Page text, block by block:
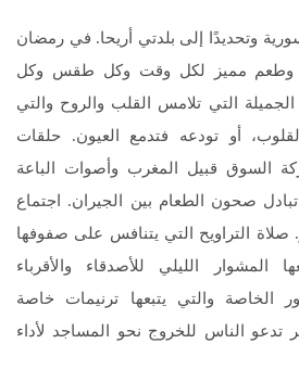
وتحديدًا إلى بلدتي أريحا. في رمضان
وطعم مميز لكل وقت وكل طقس وكل
التي تلامس القلب والروح والتي
أو تودعه فتدمع العيون. حلقات
السوق قبيل المغرب وأصوات الباعة
تبادل صحون الطعام بين الجيران. اجتماع
صلاة التراويح التي يتنافس على صفوفها
المشوار الليلي للأصدقاء والأقرباء
الخاصة والتي يتبعها ترنيمات خاصة
تدعو الناس للخروج نحو المساجد لأداء